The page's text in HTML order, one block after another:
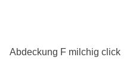
Abdeckung F milchig click